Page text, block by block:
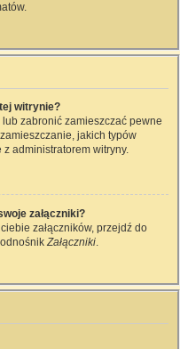
witrynie?
zabronić zamieszczać pewne
jakich typów
administratorem witryny.
załączniki?
załączników, przejdź do
odnośnikZałączniki.